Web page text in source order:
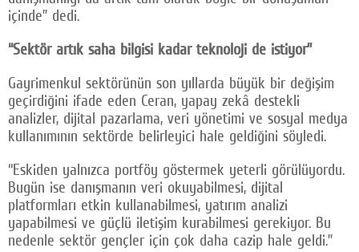
içinde” dedi.
“Sektör artık saha bilgisi kadar teknoloji de istiyor”
Gayrimenkul sektörünün son yıllarda büyük bir değişim
geçirdiğini ifade eden Ceran, yapay zekâ destekli
analizler, dijital pazarlama, veri yönetimi ve sosyal medya
kullanımının sektörde belirleyici hale geldiğini söyledi.
“Eskiden yalnızca portföy göstermek yeterli görülüyordu.
Bugün ise danışmanın veri okuyabilmesi, dijital
platformları etkin kullanabilmesi, yatırım analizi
yapabilmesi ve güçlü iletişim kurabilmesi gerekiyor. Bu
nedenle sektör gençler için çok daha cazip hale geldi.”